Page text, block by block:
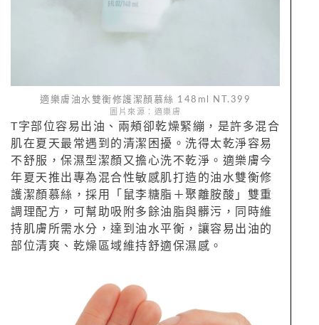
適樂膚油水雙衡修護潔顏慕絲 148ml NT.399
圖片來源：適樂膚
T字部位容易出油、兩頰卻乾燥緊繃，是許多混合
肌在夏天最常遇到的清潔困擾。洗得太乾淨容易
不舒服，保濕型潔顏又擔心洗不乾淨。適樂膚今
年夏天推出專為混合性敏感肌打造的油水雙衡修
護潔顏慕絲，採用「鼠李糖脂＋聚離胺酸」雙重
調理配方，可幫助吸附多餘油脂與髒污，同時維
持肌膚所需水分，達到油水平衡，讓容易出油的
部位清爽、乾燥區域維持舒適保濕感。